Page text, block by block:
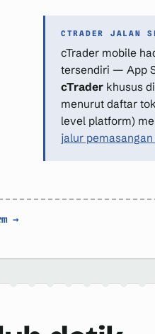
CTRADER JALAN
cTrader mobile
tersendiri — App
cTraderkhusus
menurut daftar
level platform)
jalur
→